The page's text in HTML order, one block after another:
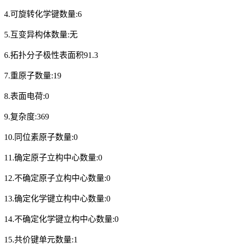
4.可旋转化学键数量:6
5.互变异构体数量:无
6.拓扑分子极性表面积91.3
7.重原子数量:19
8.表面电荷:0
9.复杂度:369
10.同位素原子数量:0
11.确定原子立构中心数量:0
12.不确定原子立构中心数量:0
13.确定化学键立构中心数量:0
14.不确定化学键立构中心数量:0
15.共价键单元数量:1